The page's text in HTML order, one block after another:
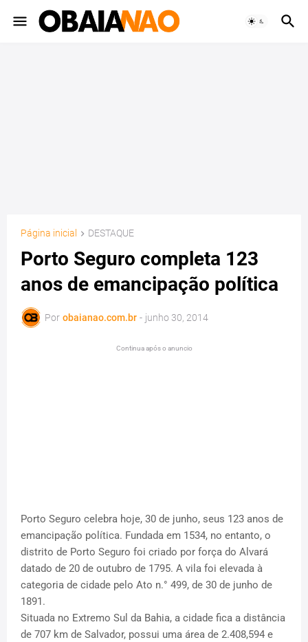
Página inicial DESTAQUE
Porto Seguro completa 123
anos de emancipação política
Por obaianao.com.br - junho 30, 2014
Continua após o anuncio
Porto Seguro celebra hoje, 30 de junho, seus 123 anos de
emancipação política. Fundada em 1534, no entanto, o
distrito de Porto Seguro foi criado por força do Alvará
datado de 20 de outubro de 1795. A vila foi elevada à
categoria de cidade pelo Ato n.° 499, de 30 de junho de
1891.
Situada no Extremo Sul da Bahia, a cidade fica a distância
de 707 km de Salvador, possui uma área de 2.408,594 e